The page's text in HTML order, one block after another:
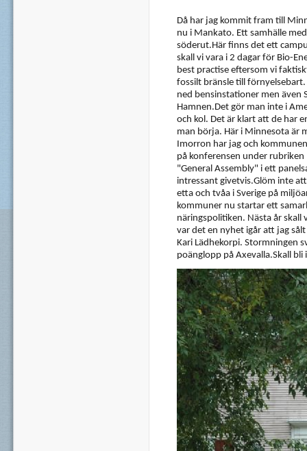
Då har jag kommit fram till
nu i Mankato. Ett samhälle
söderut.Här finns det ett
skall vi vara i 2 dagar för Bio-
best practise eftersom vi
fossilt bränsle till
ned bensinstationer men även
Hamnen.Det gör man inte i
och kol. Det är klart att de har
man börja. Här i Minnesota är
Imorron har jag och
på konferensen under rubriken
"General Assembly" i ett
intressant givetvis.Glöm inte
etta och tvåa i Sverige på
kommuner nu startar ett
näringspolitiken. Nästa år skall
var det en nyhet igår att jag
Kari Lädhekorpi. Stormningen
poänglopp på Axevalla.Skall